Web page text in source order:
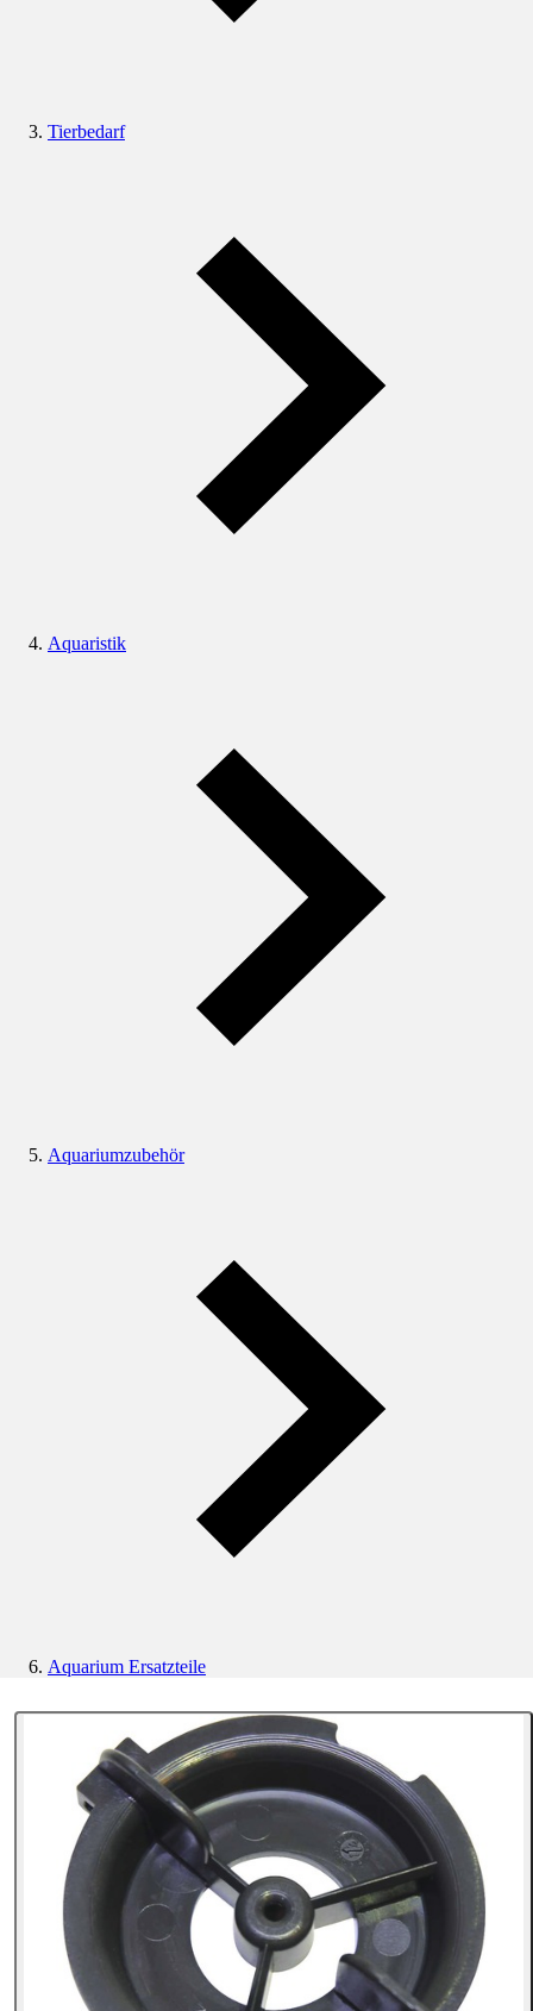
Tierbedarf
Aquaristik
Aquariumzubehör
Aquarium Ersatzteile